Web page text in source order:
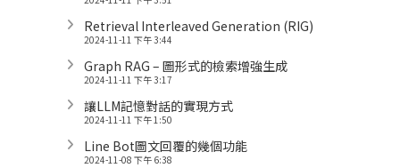
Retrieval Interleaved Generation (RIG)
2024-11-11 下午 3:44
Graph RAG – 圖形式的檢索增強生成
2024-11-11 下午 3:17
讓LLM記憶對話的實現方式
2024-11-11 下午 1:50
Line Bot圖文回覆的幾個功能
2024-11-08 下午 6:38